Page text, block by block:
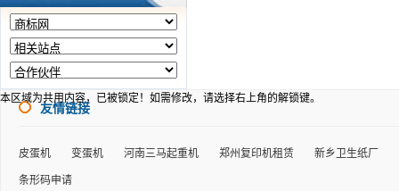
友情链接
皮蛋机 变蛋机 河南三马起重机 郑州复印机租赁 新乡卫生纸厂
条形码申请
本区域为共用内容，已被锁定！如需修改，请选择右上角的解锁键。